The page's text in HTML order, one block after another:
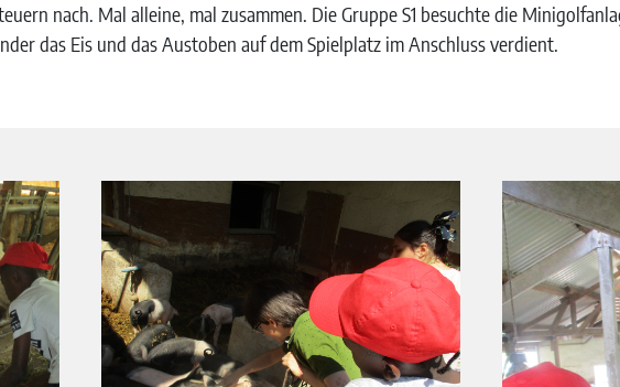
nach. Mal alleine, mal zusammen. Die Gruppe S1 besuchte die
das Eis und das Austoben auf dem Spielplatz im Anschluss verdient.